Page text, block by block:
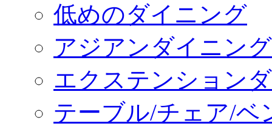
低めのダイニング
アジアンダイニング
エクステンション
テーブル/チェア/ベ